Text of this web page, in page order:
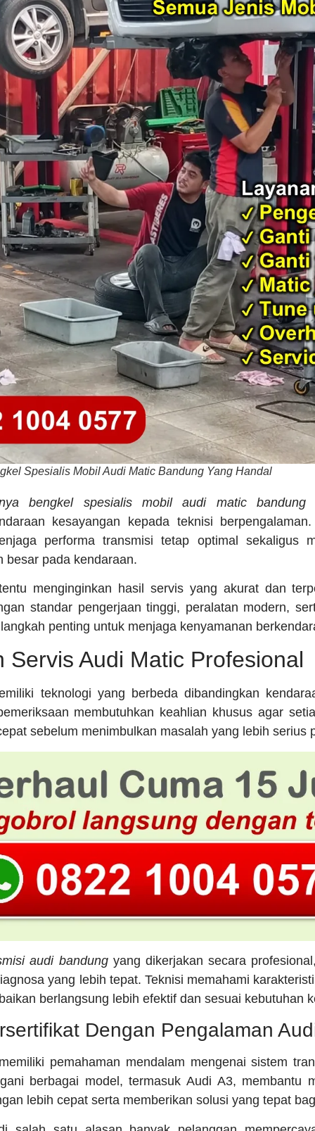
Spesialis Mobil Audi Matic Bandung Yang Handal
bengkel spesialis mobil audi matic bandung
kesayangan kepada teknisi
performa transmisi tetap optimal sekaligus
besar pada kendaraan.
menginginkan hasil servis yang akurat dan
standar pengerjaan tinggi, peralatan modern,
penting untuk menjaga kenyamanan
Servis Audi Matic Profesional
teknologi yang berbeda dibandingkan
membutuhkan keahlian khusus agar
sebelum menimbulkan masalah yang lebih serius
audi bandungyang dikerjakan secara
yang lebih tepat. Teknisi memahami
berlangsung lebih efektif dan sesuai kebutuhan
Dengan Pengalaman
pemahaman mendalam mengenai sistem
berbagai model, termasuk Audi A3, membantu
lebih cepat serta memberikan solusi yang tepat